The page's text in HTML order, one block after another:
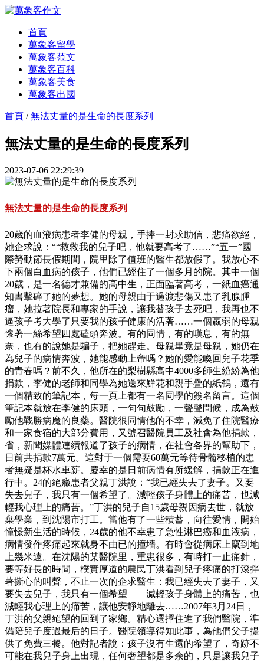
首頁
萬象客留學
萬象客范文
萬象客百科
萬象客美食
萬象客出國
首頁 /無法丈量的是生命的長度系列
無法丈量的是生命的長度系列
2023-07-06 22:29:39
無法丈量的是生命的長度系列
20歲的血液病患者李健的母親，手捧一封求助信，悲痛欲絕，
她企求說：““救救我的兒子吧，他就要高考了……”“五一”國
際勞動節長假期間，院里除了值班的醫生都放假了。我放心不
下兩個白血病的孩子，他們已經住了一個多月的院。其中一個
20歲，是一名德才兼備的高中生，正面臨著高考，一紙血癌通
知書擊碎了她的夢想。她的母親由于過渡悲傷又患了乳腺腫
瘤，她拉著院長和專家的手說，讓我替孩子去死吧，我再也不
逼孩子考大學了只要我的孩子健康的活著……一個嬴弱的母親
懷著一絲希望四處磕頭奔波。有的同情，有的嘆息，有的無
奈，也有的說她是騙子，把她趕走。母親畢竟是母親，她仍在
為兒子的病情奔波，她能感動上帝嗎？她的愛能喚回兒子花季
的青春嗎？前不久，他所在的梨樹縣高中4000多師生紛紛為他
捐款，李健的老師和同學為她送來鮮花和親手疊的紙鶴，還有
一個精致的筆記本，每一頁上都有一名同學的簽名留言。這個
筆記本就放在李健的床頭，一句句鼓勵，一聲聲問候，成為鼓
勵他戰勝病魔的良藥。醫院很同情他的不幸，減免了住院醫療
和一家食宿的大部分費用，又號召醫院員工及社會為他捐款，
省，新聞媒體連續報道了孩子的病情，在社會各界的幫助下，
日前共捐款7萬元。這對于一個需要60萬元等待骨髓移植的患
者無疑是杯水車薪。慶幸的是日前病情有所緩解，捐款正在進
行中。24的絕癥患者父親丁洪說：“我已經失去了妻子。又要
失去兒子，我只有一個希望了。減輕孩子身體上的痛苦，也減
輕我心理上的痛苦。”丁洪的兒子自15歲母親因病去世，就放
棄學業，到沈陽市打工。當他有了一些積蓄，向往愛情，開始
憧憬新生活的時候，24歲的他不幸患了急性淋巴癌和血液病，
病情發作疼痛起來就身不由已的撞墻。有時會從病床上竄到地
上幾米遠。在沈陽的某醫院里，重患很多，有時打一止痛針，
要等好長的時間，樸實厚道的農民丁洪看到兒子疼痛的打滾拌
著撕心的叫聲，不止一次的企求醫生：我已經失去了妻子，又
要失去兒子，我只有一個希望——減輕孩子身體上的痛苦，也
減輕我心理上的痛苦，讓他安靜地離去……2007年3月24日，
丁洪的父親絕望的回到了家鄉。精心選擇住進了我們醫院，準
備陪兒子度過最后的日子。醫院領導得知此事，為他們父子提
供了免費三餐。他對記者說：孩子沒有生還的希望了，奇跡不
可能在我兒子身上出現，任何奢望都是多余的，只是讓我兒子